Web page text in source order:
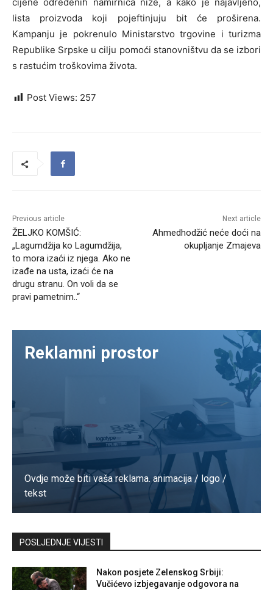
lista proizvoda koji pojeftinjuju bit će proširena.
Kampanju je pokrenulo Ministarstvo trgovine i turizma
Republike Srpske u cilju pomoći stanovništvu da se izbori
s rastućim troškovima života.
Post Views: 257
Previous article
ŽELJKO KOMŠIĆ:
„Lagumdžija ko Lagumdžija,
to mora izaći iz njega. Ako ne
izađe na usta, izaći će na
drugu stranu. On voli da se
pravi pametnim..“
Next article
Ahmedhodžić neće doći na
okupljanje Zmajeva
Reklamni prostor
Ovdje može biti vaša reklama. animacija / logo /
tekst
Kontaktirajte nas
POSLJEDNJE VIJESTI
Nakon posjete Zelenskog Srbiji:
Vučićevo izbjegavanje odgovora na